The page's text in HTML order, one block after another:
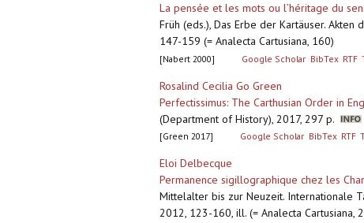
La pensée et les mots ou l’héritage du
Früh (eds.), Das Erbe der Kartäuser.
147-159 (= Analecta Cartusiana, 160)
[Nabert 2000] Google Scholar BibTex RTF
Rosalind Cecilia Go Green
Perfectissimus: The Carthusian Order in
(Department of History), 2017, 297 p.
[Green 2017] Google Scholar BibTex RTF
Eloi Delbecque
Permanence sigillographique chez les
Mittelalter bis zur Neuzeit. Internationale
2012, 123-160, ill. (= Analecta Cartusiana,